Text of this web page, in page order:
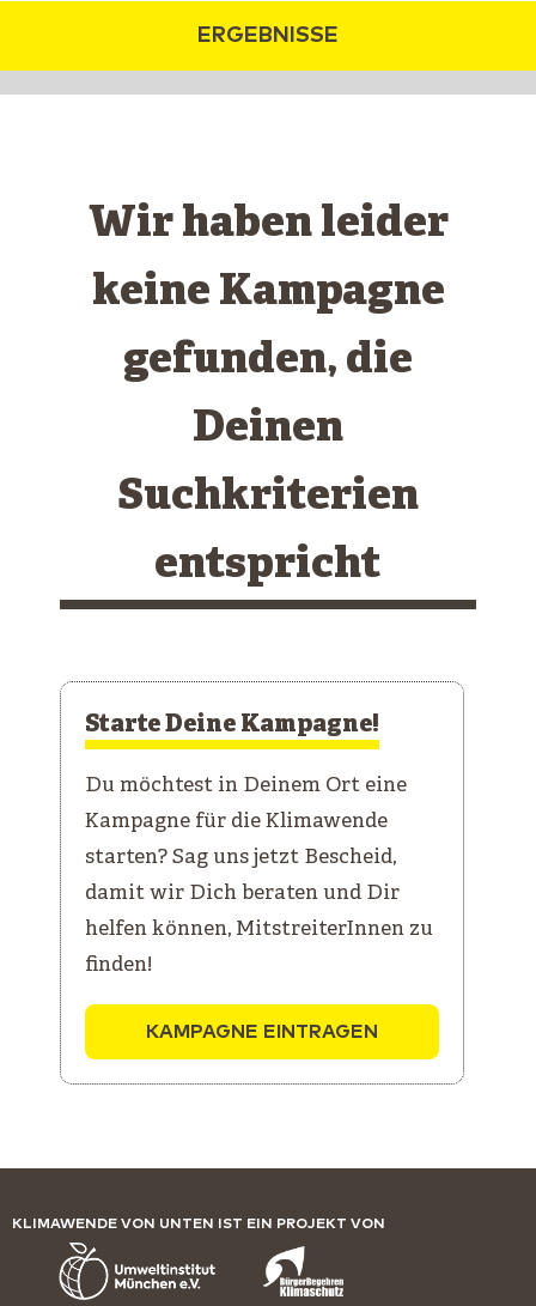
ERGEBNISSE
Wir haben leider
keine Kampagne
gefunden, die
Deinen
Suchkriterien
entspricht
Starte Deine Kampagne!
Du möchtest in Deinem Ort eine
Kampagne für die Klimawende
starten? Sag uns jetzt Bescheid,
damit wir Dich beraten und Dir
helfen können, MitstreiterInnen zu
finden!
KAMPAGNE EINTRAGEN
KLIMAWENDE VON UNTEN IST EIN PROJEKT VON